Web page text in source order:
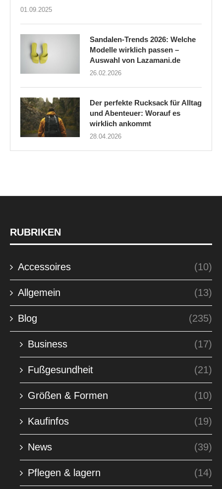
01.09.2025
Sandalen-Trends 2026: Welche
Modelle wirklich passen –
Auswahl von Lazamani.de
26.02.2026
Der perfekte Rucksack für Alltag
und Abenteuer: Worauf es
wirklich ankommt
28.04.2026
RUBRIKEN
Accessoires (10)
Allgemein (13)
Blog (235)
Business (17)
Fußgesundheit (21)
Größen & Formen (10)
Kaufinfos (19)
News (39)
Pflegen & lagern (14)